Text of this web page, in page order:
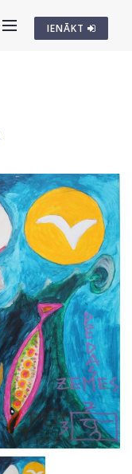
IENĀKT